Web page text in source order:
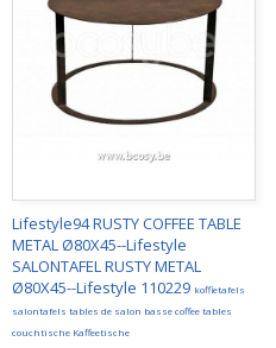
Lifestyle94 RUSTY COFFEE TABLE
METAL Ø80X45--Lifestyle
SALONTAFEL RUSTY METAL
Ø80X45--Lifestyle 110229 koffietafels
salontafels tables de salon basse coffee tables
couchtische Kaffeetische